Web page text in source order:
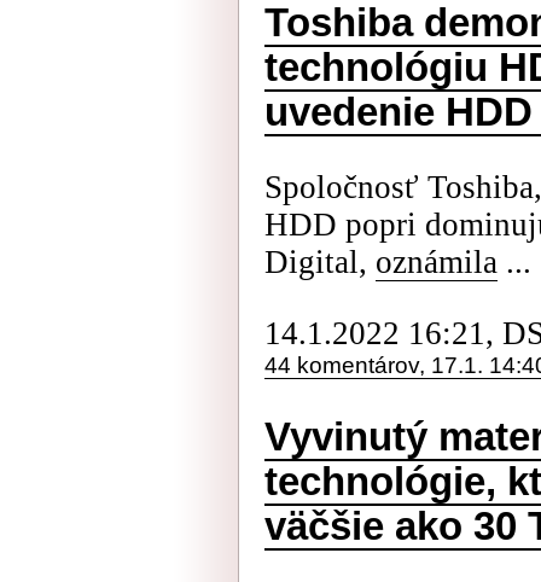
Toshiba
technológiu
uvedenie
Spoločnosť
HDD popri
Digital, oznámila ...
14.1.2022 16:21,
44 komentárov, 17.1.
Vyvinutý
technológie,
väčšie ako 30